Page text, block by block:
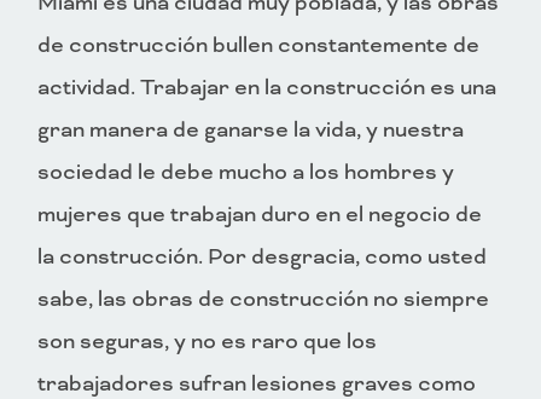
de construcción bullen constantemente de
actividad. Trabajar en la construcción es una
gran manera de ganarse la vida, y nuestra
sociedad le debe mucho a los hombres y
mujeres que trabajan duro en el negocio de
la construcción. Por desgracia, como usted
sabe, las obras de construcción no siempre
son seguras, y no es raro que los
trabajadores sufran lesiones graves como